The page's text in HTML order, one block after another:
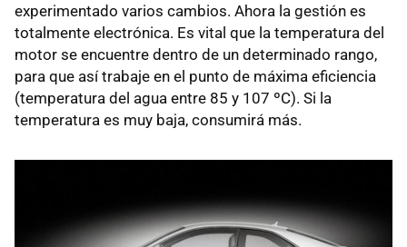
experimentado varios cambios. Ahora la gestión es
totalmente electrónica. Es vital que la temperatura del
motor se encuentre dentro de un determinado rango,
para que así trabaje en el punto de máxima eficiencia
(temperatura del agua entre 85 y 107 ºC). Si la
temperatura es muy baja, consumirá más.